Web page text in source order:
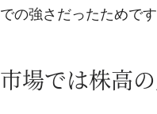
での強さだったためです
市場では株高